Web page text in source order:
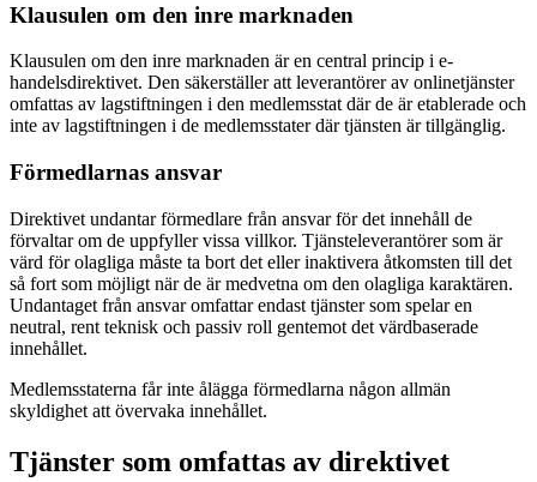
Klausulen om den inre marknaden
Klausulen om den inre marknaden är en central princip i e-
handelsdirektivet. Den säkerställer att leverantörer av onlinetjänster
omfattas av lagstiftningen i den medlemsstat där de är etablerade och
inte av lagstiftningen i de medlemsstater där tjänsten är tillgänglig.
Förmedlarnas ansvar
Direktivet undantar förmedlare från ansvar för det innehåll de
förvaltar om de uppfyller vissa villkor. Tjänsteleverantörer som är
värd för olagliga måste ta bort det eller inaktivera åtkomsten till det
så fort som möjligt när de är medvetna om den olagliga karaktären.
Undantaget från ansvar omfattar endast tjänster som spelar en
neutral, rent teknisk och passiv roll gentemot det värdbaserade
innehållet.
Medlemsstaterna får inte ålägga förmedlarna någon allmän
skyldighet att övervaka innehållet.
Tjänster som omfattas av direktivet